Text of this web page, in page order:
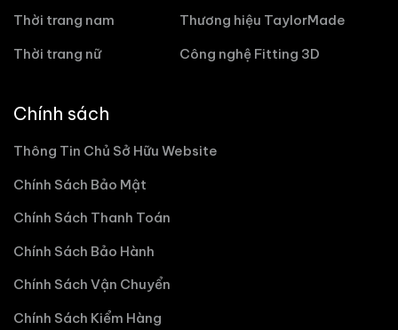
Thời trang nam
Thời trang nữ
Thương hiệu TaylorMade
Công nghệ Fitting 3D
Chính sách
Thông Tin Chủ Sở Hữu Website
Chính Sách Bảo Mật
Chính Sách Thanh Toán
Chính Sách Bảo Hành
Chính Sách Vận Chuyển
Chính Sách Kiểm Hàng